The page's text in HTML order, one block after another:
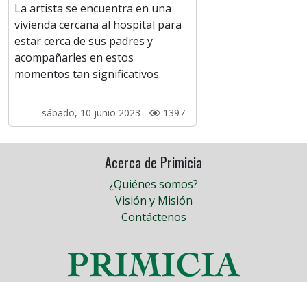
La artista se encuentra en una
vivienda cercana al hospital para
estar cerca de sus padres y
acompañarles en estos
momentos tan significativos.
sábado, 10 junio 2023 - 1397
Acerca de Primicia
¿Quiénes somos?
Visión y Misión
Contáctenos